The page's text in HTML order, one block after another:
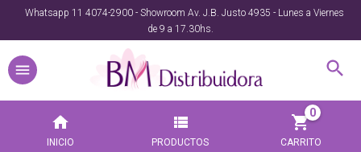
Whatsapp 11 4074-2900 - Showroom Av. J.B. Justo 4935 - Lunes a Viernes
de 9 a 17.30hs.
INICIO PRODUCTOS CARRITO
0